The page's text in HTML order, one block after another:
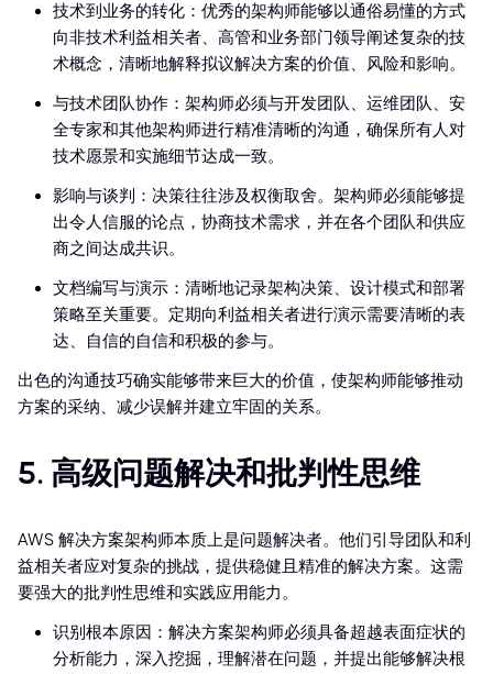
技术到业务的转化：优秀的架构师能够以通俗易懂的方式
向非技术利益相关者、高管和业务部门领导阐述复杂的技
术概念，清晰地解释拟议解决方案的价值、风险和影响。
与技术团队协作：架构师必须与开发团队、运维团队、安
全专家和其他架构师进行精准清晰的沟通，确保所有人对
技术愿景和实施细节达成一致。
影响与谈判：决策往往涉及权衡取舍。架构师必须能够提
出令人信服的论点，协商技术需求，并在各个团队和供应
商之间达成共识。
文档编写与演示：清晰地记录架构决策、设计模式和部署
策略至关重要。定期向利益相关者进行演示需要清晰的表
达、自信的自信和积极的参与。
出色的沟通技巧确实能够带来巨大的价值，使架构师能够推动
方案的采纳、减少误解并建立牢固的关系。
5. 高级问题解决和批判性思维
AWS 解决方案架构师本质上是问题解决者。他们引导团队和利
益相关者应对复杂的挑战，提供稳健且精准的解决方案。这需
要强大的批判性思维和实践应用能力。
识别根本原因：解决方案架构师必须具备超越表面症状的
分析能力，深入挖掘，理解潜在问题，并提出能够解决根